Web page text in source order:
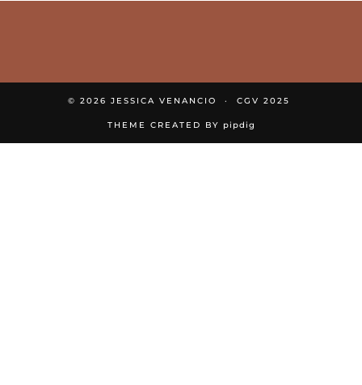
© 2026 JESSICA VENANCIO CGV 2025
THEME CREATED BY pipdig